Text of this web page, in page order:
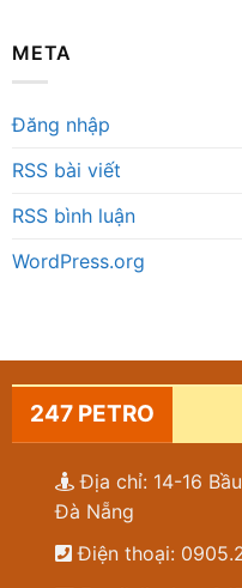
META
Đăng nhập
RSS bài viết
RSS bình luận
WordPress.org
247 PETRO
Địa chỉ: 14-16 Bầu
Đà Nẵng
Điện thoại: